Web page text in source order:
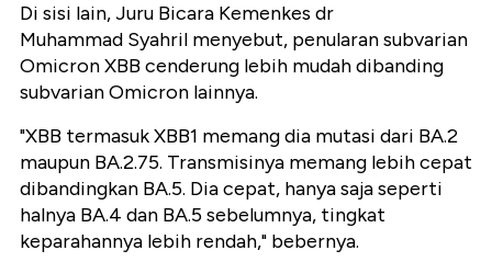
Di sisi lain, Juru Bicara Kemenkes dr
Muhammad Syahril menyebut, penularan subvarian
Omicron XBB cenderung lebih mudah dibanding
subvarian Omicron lainnya.
"XBB termasuk XBB1 memang dia mutasi dari BA.2
maupun BA.2.75. Transmisinya memang lebih cepat
dibandingkan BA.5. Dia cepat, hanya saja seperti
halnya BA.4 dan BA.5 sebelumnya, tingkat
keparahannya lebih rendah," bebernya.